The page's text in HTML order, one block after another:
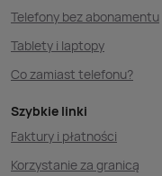
Telefony bez abonamentu
Tablety i laptopy
Co zamiast telefonu?
Szybkie linki
Faktury i płatności
Korzystanie za granicą